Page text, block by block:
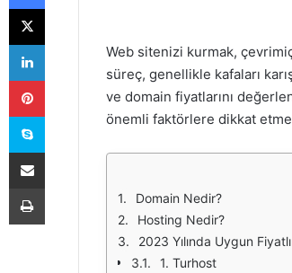
Web sitenizi kurmak,
süreç, genellikle kafaları
ve domain fiyatlarını
önemli faktörlere dikkat
Domain Nedir?
Hosting Nedir?
2023 Yılında Uygun
1. Turhost
X
LinkedIn
Pinterest
Skype
E-Posta ile paylaş